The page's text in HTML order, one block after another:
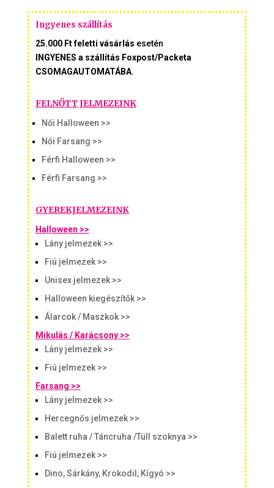
Ingyenes szállítás
25.000 Ft feletti vásárlás esetén
INGYENES a szállítás Foxpost/Packeta
CSOMAGAUTOMATÁBA.
FELNŐTT JELMEZEINK
Női Halloween >>
Női Farsang >>
Férfi Halloween >>
Férfi Farsang >>
GYEREKJELMEZEINK
Halloween >>
Lány jelmezek >>
Fiú jelmezek >>
Unisex jelmezek >>
Halloween kiegészítők >>
Álarcok / Maszkok >>
Mikulás / Karácsony >>
Lány jelmezek >>
Fiú jelmezek >>
Farsang >>
Lány jelmezek >>
Hercegnős jelmezek >>
Balett ruha / Táncruha /Tüll szoknya >>
Fiú jelmezek >>
Dino, Sárkány, Krokodil, Kígyó >>